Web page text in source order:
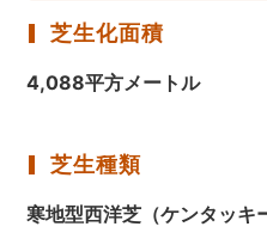
芝生化面積
4,088平方メートル
芝生種類
寒地型西洋芝（ケンタッキ